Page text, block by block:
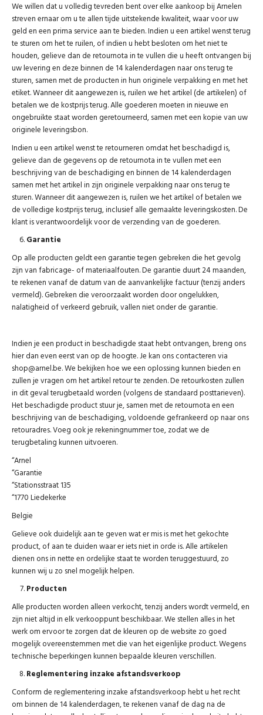
We willen dat u volledig tevreden bent over elke aankoop bij Arnelen
streven ernaar om u te allen tijde uitstekende kwaliteit, waar voor uw
geld en een prima service aan te bieden. Indien u een artikel wenst terug
te sturen om het te ruilen, of indien u hebt besloten om het niet te
houden, gelieve dan de retournota in te vullen die u heeft ontvangen bij
uw levering en deze binnen de 14 kalenderdagen naar ons terug te
sturen, samen met de producten in hun originele verpakking en met het
etiket. Wanneer dit aangewezen is, ruilen we het artikel (de artikelen) of
betalen we de kostprijs terug. Alle goederen moeten in nieuwe en
ongebruikte staat worden geretourneerd, samen met een kopie van uw
originele leveringsbon.
Indien u een artikel wenst te retourneren omdat het beschadigd is,
gelieve dan de gegevens op de retournota in te vullen met een
beschrijving van de beschadiging en binnen de 14 kalenderdagen
samen met het artikel in zijn originele verpakking naar ons terug te
sturen. Wanneer dit aangewezen is, ruilen we het artikel of betalen we
de volledige kostprijs terug, inclusief alle gemaakte leveringskosten. De
klant is verantwoordelijk voor de verzending van de goederen.
Garantie
Op alle producten geldt een garantie tegen gebreken die het gevolg
zijn van fabricage- of materiaalfouten. De garantie duurt 24 maanden,
te rekenen vanaf de datum van de aanvankelijke factuur (tenzij anders
vermeld). Gebreken die veroorzaakt worden door ongelukken,
nalatigheid of verkeerd gebruik, vallen niet onder de garantie.
Indien je een product in beschadigde staat hebt ontvangen, breng ons
hier dan even eerst van op de hoogte. Je kan ons contacteren via
shop@arnel.be. We bekijken hoe we een oplossing kunnen bieden en
zullen je vragen om het artikel retour te zenden. De retourkosten zullen
in dit geval terugbetaald worden (volgens de standaard posttarieven).
Het beschadigde product stuur je, samen met de retournota en een
beschrijving van de beschadiging, voldoende gefrankeerd op naar ons
retouradres. Voeg ook je rekeningnummer toe, zodat we de
terugbetaling kunnen uitvoeren.
“Arnel
“Garantie
“Stationsstraat 135
“1770 Liedekerke
Belgie
Gelieve ook duidelijk aan te geven wat er mis is met het gekochte
product, of aan te duiden waar er iets niet in orde is. Alle artikelen
dienen ons in nette en ordelijke staat te worden teruggestuurd, zo
kunnen wij u zo snel mogelijk helpen.
Producten
Alle producten worden alleen verkocht, tenzij anders wordt vermeld, en
zijn niet altijd in elk verkooppunt beschikbaar. We stellen alles in het
werk om ervoor te zorgen dat de kleuren op de website zo goed
mogelijk overeenstemmen met die van het eigenlijke product. Wegens
technische beperkingen kunnen bepaalde kleuren verschillen.
Reglementering inzake afstandsverkoop
Conform de reglementering inzake afstandsverkoop hebt u het recht
om binnen de 14 kalenderdagen, te rekenen vanaf de dag na de